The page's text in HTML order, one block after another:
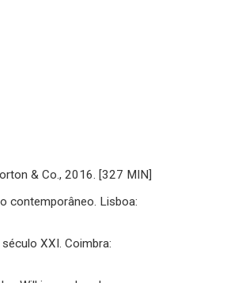
& Co., 2016. [327 MIN]
contemporâneo. Lisboa:
XXI. Coimbra: